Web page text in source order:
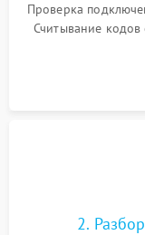
Проверка
Считывание кодов
выявления
2.